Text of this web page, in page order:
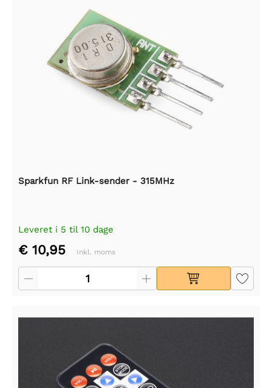
Sparkfun RF Link-sender - 315MHz
Leveret i 5 til 10 dage
€ 10,95 Inkl. moms